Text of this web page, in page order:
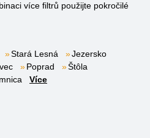
více filtrů použijte pokročilé
Stará Lesná
Jezersko
Poprad
Štôla
Více